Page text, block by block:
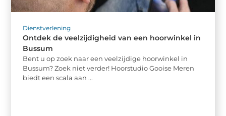
Dienstverlening
Ontdek de veelzijdigheid van een hoorwinkel in
Bussum
Bent u op zoek naar een veelzijdige hoorwinkel in
Bussum? Zoek niet verder! Hoorstudio Gooise Meren
biedt een scala aan ...